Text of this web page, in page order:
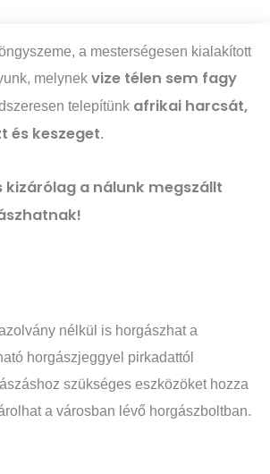
a mesterségesen kialakított
melynek vize télen sem fagy
telepítünk afrikai harcsát,
és keszeget.
kizárólag a nálunk megszállt
nélkül is horgászhat a
horgászjeggyel pirkadattól
szükséges eszközöket hozza
a városban lévő horgászboltban.